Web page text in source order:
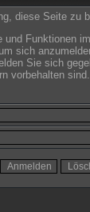
diese Seite zu
Funktionen
sich
Sie sich
vorbehalten